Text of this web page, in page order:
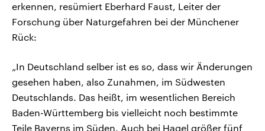
erkennen, resümiert Eberhard Faust, Leiter der
Forschung über Naturgefahren bei der Münchener
Rück:
„In Deutschland selber ist es so, dass wir Änderungen
gesehen haben, also Zunahmen, im Südwesten
Deutschlands. Das heißt, im wesentlichen Bereich
Baden-Württemberg bis vielleicht noch bestimmte
Teile Bayerns im Süden. Auch bei Hagel größer fünf